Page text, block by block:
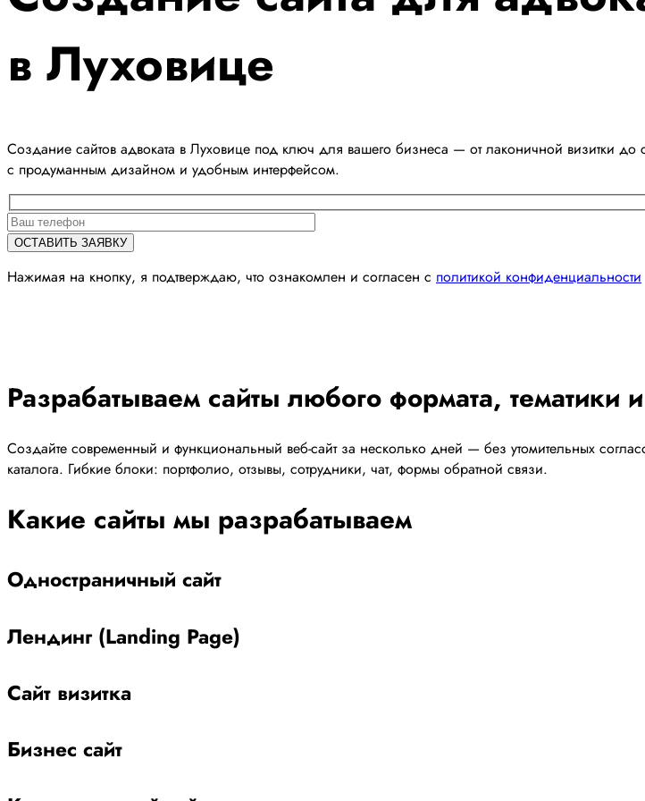
в Луховице
Создание сайтов адвоката в Луховице под ключ для вашего бизнеса — от лаконичной визитки
с продуманным дизайном и удобным интерфейсом.
Нажимая на кнопку, я подтверждаю, что ознакомлен и согласен с политикой конфиденциальности
Разрабатываем сайты любого формата, тематики
Создайте современный и функциональный веб-сайт за несколько дней — без утомительных
каталога. Гибкие блоки: портфолио, отзывы, сотрудники, чат, формы обратной связи.
Какие сайты мы разрабатываем
Одностраничный сайт
Лендинг (Landing Page)
Сайт визитка
Бизнес сайт